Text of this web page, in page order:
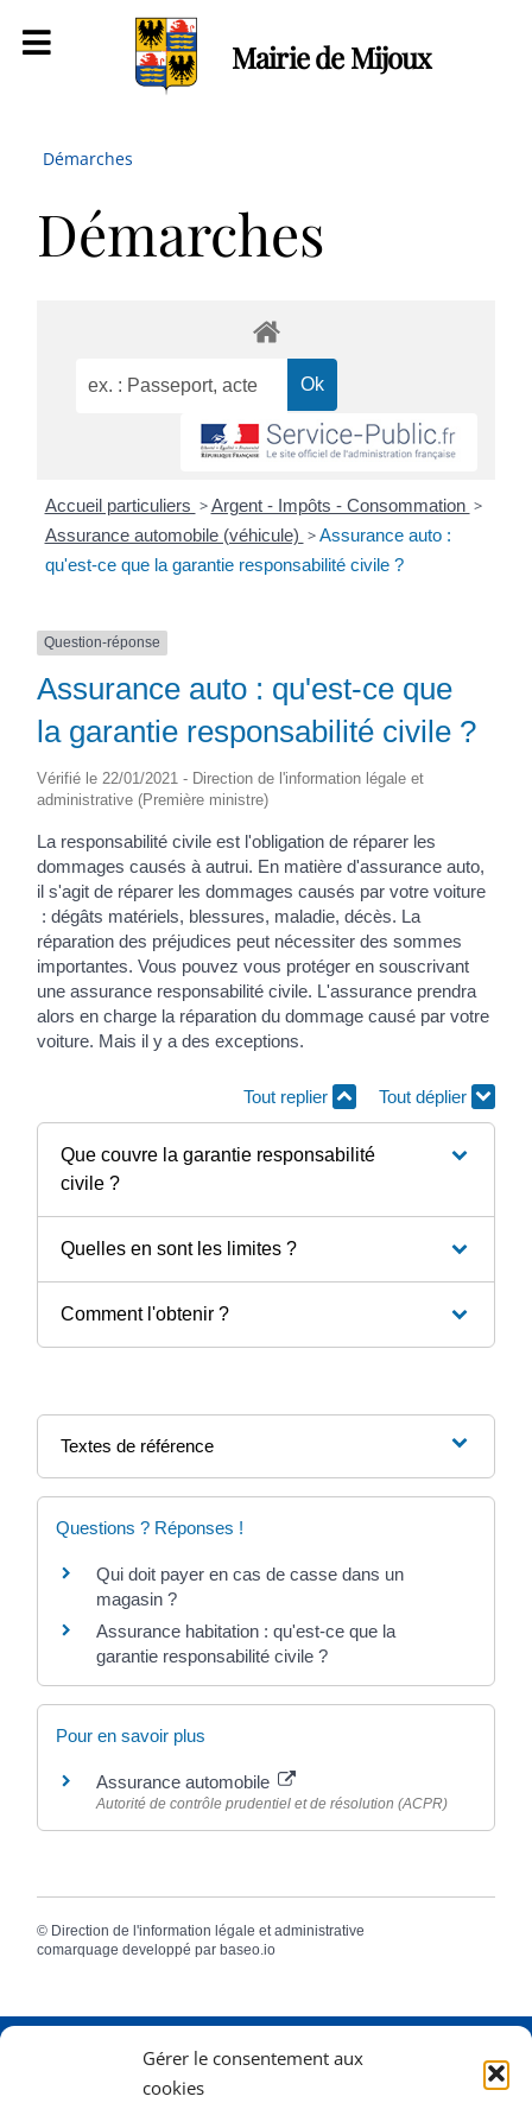
Gérer le consentement aux
cookies
Mairie de Mijoux
Démarches
Démarches
Accueil particuliers > Argent - Impôts - Consommation >
Assurance automobile (véhicule) > Assurance auto :
qu'est-ce que la garantie responsabilité civile ?
Question-réponse
Assurance auto : qu'est-ce que
la garantie responsabilité civile ?
Vérifié le 22/01/2021 - Direction de l'information légale et
administrative (Première ministre)
La responsabilité civile est l'obligation de réparer les
dommages causés à autrui. En matière d'assurance auto,
il s'agit de réparer les dommages causés par votre voiture
: dégâts matériels, blessures, maladie, décès. La
réparation des préjudices peut nécessiter des sommes
importantes. Vous pouvez vous protéger en souscrivant
une assurance responsabilité civile. L'assurance prendra
alors en charge la réparation du dommage causé par votre
voiture. Mais il y a des exceptions.
Tout replier Tout déplier
Que couvre la garantie responsabilité
civile ?
Quelles en sont les limites ?
Comment l'obtenir ?
Textes de référence
Questions ? Réponses !
Qui doit payer en cas de casse dans un
magasin ?
Assurance habitation : qu'est-ce que la
garantie responsabilité civile ?
Pour en savoir plus
Assurance automobile
Autorité de contrôle prudentiel et de résolution (ACPR)
© Direction de l'information légale et administrative
comarquage developpé par baseo.io
2 Rue Dame Pernette